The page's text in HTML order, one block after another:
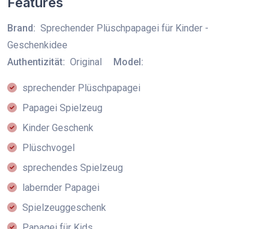
Brand: Sprechender Plüschpapagei für Kinder -
Geschenkidee
Authentizität: Original Model:
sprechender Plüschpapagei
Papagei Spielzeug
Kinder Geschenk
Plüschvogel
sprechendes Spielzeug
labernder Papagei
Spielzeuggeschenk